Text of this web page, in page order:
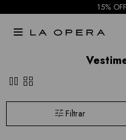
15%

pause grid_view